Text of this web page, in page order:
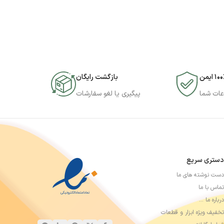
ایمن
شما
بازگشت رایگان
پیگیری یا لغو سفارشات
دستری سریع
دست نوشته های ما
تماس با ما
درباره ما …
تخفیف ویژه ابزار و قطعات